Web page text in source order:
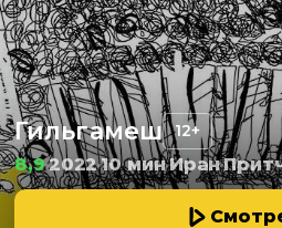
Гильгамеш 12+
8,9202210 минИран